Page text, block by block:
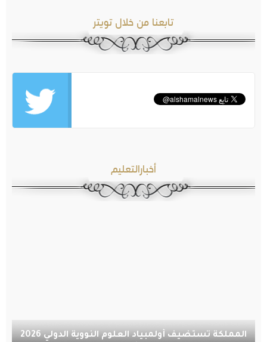
تابعنا من خلال تويتر
أخبارالتعليم
المملكة تستضيف أولمبياد العلوم النووية الدولي 2026